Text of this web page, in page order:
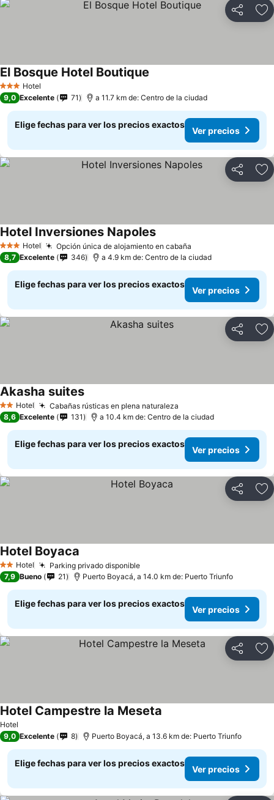
Compartir
3 Estrellas
Hotel
El Bosque Hotel Boutique
9,0 Excelente 71 a 11.7 km de: Centro de la ciudad
Elige fechas para ver los precios exactos
Ver precios
Compartir
3 Estrellas
Hotel Opción única de alojamiento en cabaña
Hotel Inversiones Napoles
8,7 Excelente 346 a 4.9 km de: Centro de la ciudad
Elige fechas para ver los precios exactos
Ver precios
Compartir
2 Estrellas
Hotel Cabañas rústicas en plena naturaleza
Akasha suites
8,6 Excelente 131 a 10.4 km de: Centro de la ciudad
Elige fechas para ver los precios exactos
Ver precios
Compartir
2 Estrellas
Hotel Parking privado disponible
Hotel Boyaca
7,9 Bueno 21 Puerto Boyacá, a 14.0 km de: Puerto Triunfo
Elige fechas para ver los precios exactos
Ver precios
Compartir
Hotel
Hotel Campestre la Meseta
9,0 Excelente 8 Puerto Boyacá, a 13.6 km de: Puerto Triunfo
Elige fechas para ver los precios exactos
Ver precios